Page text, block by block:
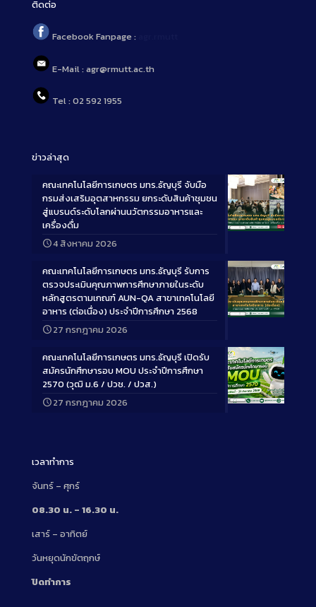
ติดต่อ
Facebook Fanpage :
E-Mail : agr@rmutt.ac.th
Tel : 02 592 1955
ข่าวล่าสุด
Long
คณะเทคโนโลยีการเกษตร มทร.ธัญบุรี จับมือ
กรมส่งเสริมอุตสาหกรรม ยกระดับสินค้าชุมชน
สู่แบรนด์ระดับโลกผ่านนวัตกรรมอาหารและ
เครื่องดื่ม
4 สิงหาคม 2026
Long
คณะเทคโนโลยีการเกษตร มทร.ธัญบุรี รับการ
ตรวจประเมินคุณภาพการศึกษาภายในระดับ
หลักสูตรตามเกณฑ์ AUN-QA สาขาเทคโนโลยี
อาหาร (ต่อเนื่อง) ประจำปีการศึกษา 2568
27 กรกฎาคม 2026
Long
คณะเทคโนโลยีการเกษตร มทร.ธัญบุรี เปิดรับ
สมัครนักศึกษารอบ MOU ประจำปีการศึกษา
2570 (วุฒิ ม.6 / ปวช. / ปวส.)
27 กรกฎาคม 2026
เวลาทำการ
จันทร์ – ศุกร์
08.30 น. – 16.30 น.
เสาร์ – อาทิตย์
วันหยุดนักขัตฤกษ์
ปิดทำการ